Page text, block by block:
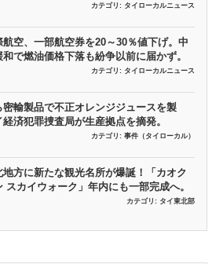
カテゴリ: タイローカルニュース
航空、一部航空券を20～30％値下げ。中
で燃油価格下落も紛争以前に届かず。
カテゴリ: タイローカルニュース
密輸製品で不正オレンジジュースを製
経済犯罪捜査局が生産拠点を摘発。
カテゴリ: 事件（タイローカル）
地方に新たな観光名所が爆誕！「カオク
スカイウォーク」年内にも一部完成へ。
カテゴリ: タイ東北部